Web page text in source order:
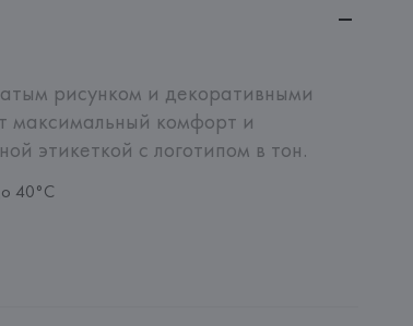
рисунком и декоративными
максимальный комфорт и
этикеткой с логотипом в тон.
40°C